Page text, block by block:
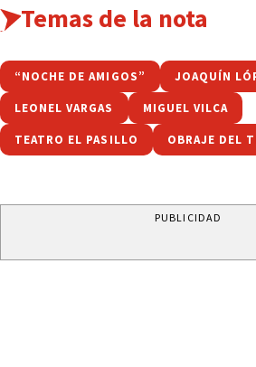
Temas de la nota
“NOCHE DE AMIGOS” JOAQUÍN
LEONEL VARGAS MIGUEL VILCA
TEATRO EL PASILLO OBRAJE DEL
PUBLICIDAD